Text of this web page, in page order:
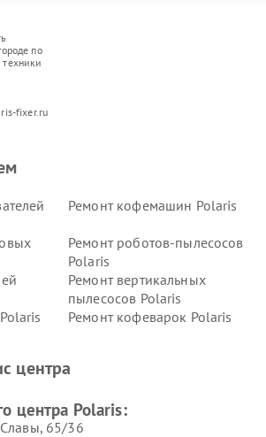
по
fixer.ru
Ремонт кофемашин Polaris
Ремонт роботов-пылесосов
Polaris
Ремонт вертикальных
пылесосов Polaris
Ремонт кофеварок Polaris
центра
центра Polaris:
Славы, 65/36